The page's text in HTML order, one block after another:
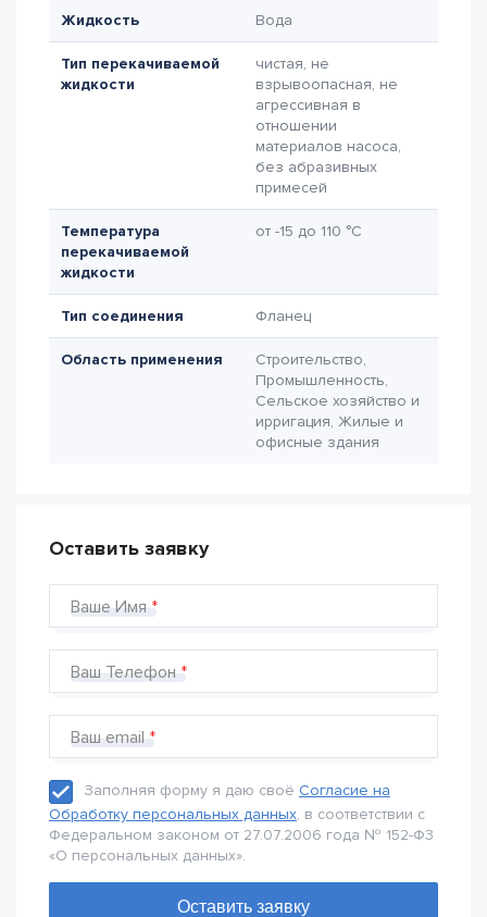
Жидкость Вода
Тип перекачиваемой
жидкости
чистая, не
взрывоопасная, не
агрессивная в
отношении
материалов насоса,
без абразивных
примесей
Температура
перекачиваемой
жидкости
от -15 до 110 °C
Тип соединения Фланец
Область применения
Строительство,
Промышленность,
Сельское хозяйство и
ирригация, Жилые и
офисные здания
Оставить заявку
Ваше Имя
Ваш Телефон
Ваш email
Заполняя форму я даю своё Согласие на
Обработку персональных данных, в соответствии с
Федеральном законом от 27.07.2006 года № 152-Ф3
«О персональных данных».